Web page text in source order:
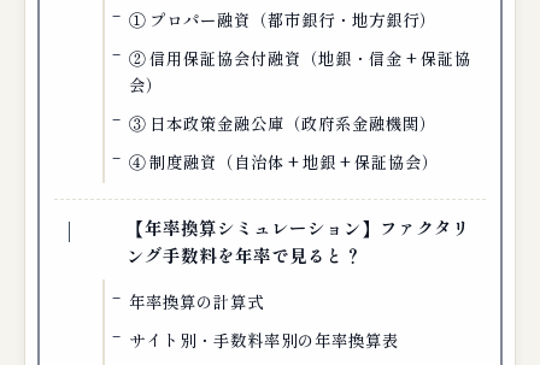
① プロパー融資（都市銀行・地方銀行）
② 信用保証協会付融資（地銀・信金 + 保証協
会）
③ 日本政策金融公庫（政府系金融機関）
④ 制度融資（自治体 + 地銀 + 保証協会）
【年率換算シミュレーション】ファクタリ
ング手数料を年率で見ると？
年率換算の計算式
サイト別・手数料率別の年率換算表